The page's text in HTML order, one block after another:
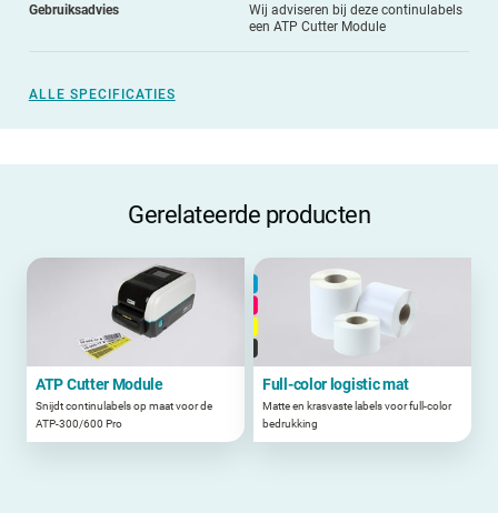
Gebruiksadvies
Wij adviseren bij deze continulabels
een ATP Cutter Module
ALLE SPECIFICATIES
Gerelateerde producten
ATP Cutter Module
Snijdt continulabels op maat voor de
ATP-300/600 Pro
Full-color logistic mat
Matte en krasvaste labels voor full-color
bedrukking